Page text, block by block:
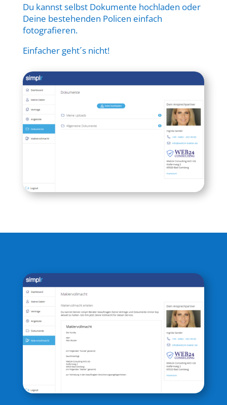
Du kannst selbst Dokumente hochladen oder
Deine bestehenden Policen einfach
fotografieren.
Einfacher geht´s nicht!